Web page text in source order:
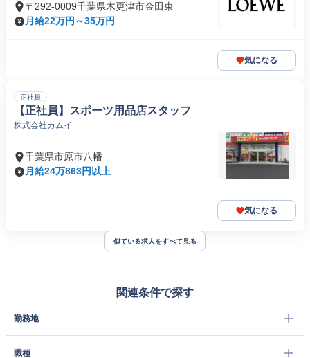
〒292-0009千葉県木更津市金田東
月給22万円～35万円
気になる
正社員
【正社員】スポーツ用品店スタッフ
株式会社カムイ
千葉県市原市八幡
月給24万863円以上
気になる
似ている求人をすべて見る
関連条件で探す
勤務地
職種